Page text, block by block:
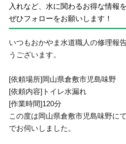
入れなど、水に関わるお得な情報
ぜひフォローをお願いします！
いつもおかやま水道職人の修理報
うございます。
[依頼場所]岡山県倉敷市児島味野
[依頼内容]トイレ水漏れ
[作業時間]120分
この度は岡山県倉敷市児島味野に
でお伺いしました。